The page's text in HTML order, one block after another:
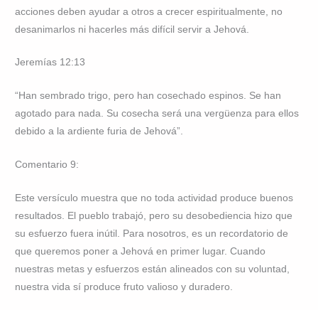
acciones deben ayudar a otros a crecer espiritualmente, no
desanimarlos ni hacerles más difícil servir a Jehová.
Jeremías 12:13
“Han sembrado trigo, pero han cosechado espinos. Se han
agotado para nada. Su cosecha será una vergüenza para ellos
debido a la ardiente furia de Jehová”.
Comentario 9:
Este versículo muestra que no toda actividad produce buenos
resultados. El pueblo trabajó, pero su desobediencia hizo que
su esfuerzo fuera inútil. Para nosotros, es un recordatorio de
que queremos poner a Jehová en primer lugar. Cuando
nuestras metas y esfuerzos están alineados con su voluntad,
nuestra vida sí produce fruto valioso y duradero.